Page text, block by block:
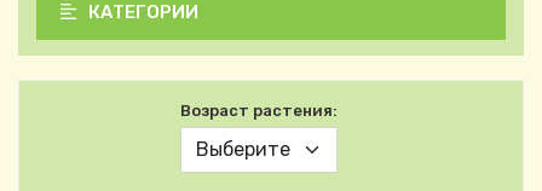
КАТЕГОРИИ
Возраст растения: